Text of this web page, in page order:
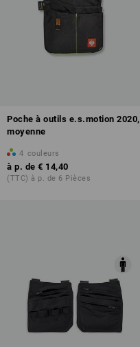
Poche à outils e.s.motion 2020,
moyenne
4 couleurs
à p. de € 14,40
(TTC) à p. de 6 Pièces